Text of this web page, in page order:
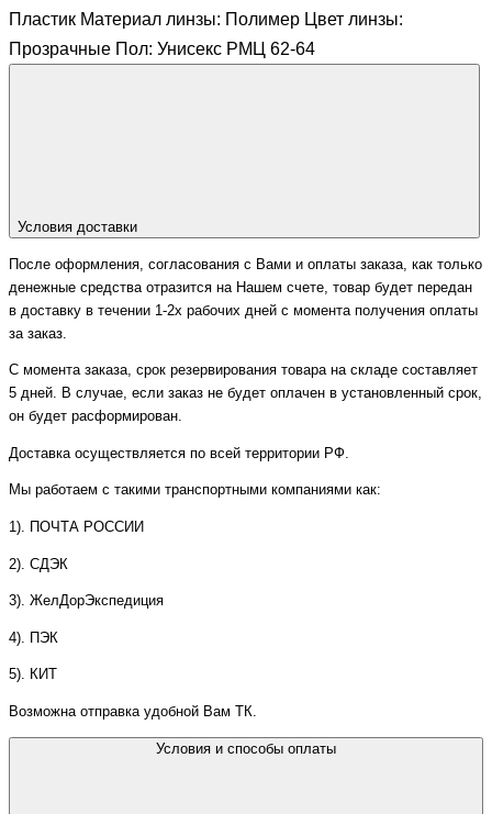
Пластик Материал линзы: Полимер Цвет линзы:
Прозрачные Пол: Унисекс РМЦ 62-64
Условия доставки
После оформления, согласования с Вами и оплаты заказа, как только
денежные средства отразится на Нашем счете, товар будет передан
в доставку в течении 1-2х рабочих дней с момента получения оплаты
за заказ.
С момента заказа, срок резервирования товара на складе составляет
5 дней. В случае, если заказ не будет оплачен в установленный срок,
он будет расформирован.
Доставка осуществляется по всей территории РФ.
Мы работаем с такими транспортными компаниями как:
1). ПОЧТА РОССИИ
2). СДЭК
3). ЖелДорЭкспедиция
4). ПЭК
5). КИТ
Возможна отправка удобной Вам ТК.
Условия и способы оплаты